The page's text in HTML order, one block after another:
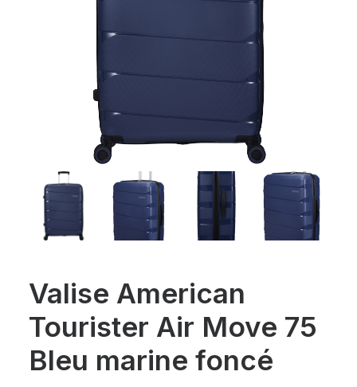
Valise American
Tourister Air Move 75
Bleu marine foncé